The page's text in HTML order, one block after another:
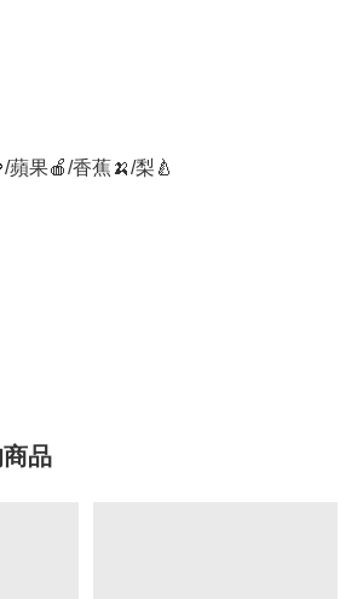
蘋果🍎/香蕉🍌/梨🍐
品